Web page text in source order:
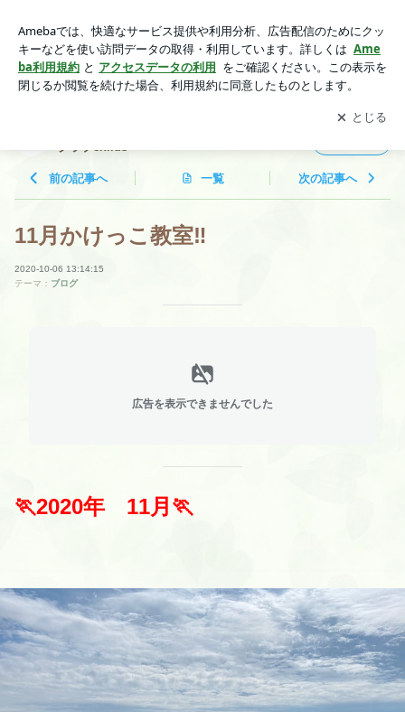
ーツクラブchilds
アプリをダウンロードして ブログの更新通知
を受け取りまし
ょう。
開く
クラブchilds
前の記事へ 一覧 次の記事へ
11月かけっこ教室‼️
2020-10-06 13:14:15
テーマ： ブログ
広告を表示できませんでした
🏃2020年 11月 🏃